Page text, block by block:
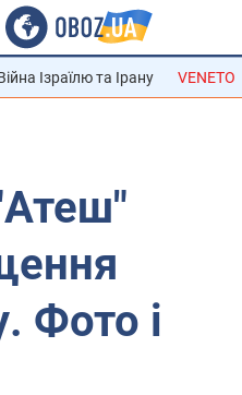
Ізраїлю та Ірану VENETO
Фото і